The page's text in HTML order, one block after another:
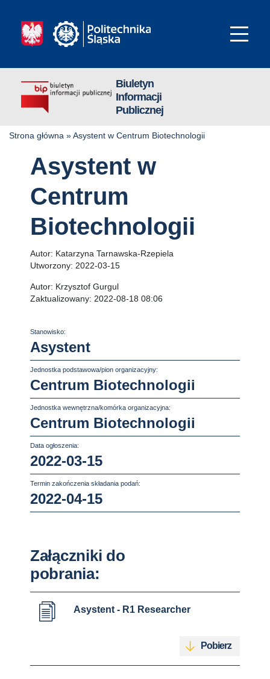
Biuletyn
Informacji
Publicznej
Strona główna »Asystent w Centrum Biotechnologii
Asystent w
Centrum
Biotechnologii
Autor: Katarzyna Tarnawska-Rzepiela
Utworzony: 2022-03-15
Autor: Krzysztof Gurgul
Zaktualizowany: 2022-08-18 08:06
Stanowisko:
Asystent
Jednostka podstawowa/pion organizacyjny:
Centrum Biotechnologii
Jednostka wewnętrzna/komórka organizacyjna:
Centrum Biotechnologii
Data ogłoszenia:
2022-03-15
Termin zakończenia składania podań:
2022-04-15
Załączniki do
pobrania:
Asystent - R1 Researcher
Pobierz